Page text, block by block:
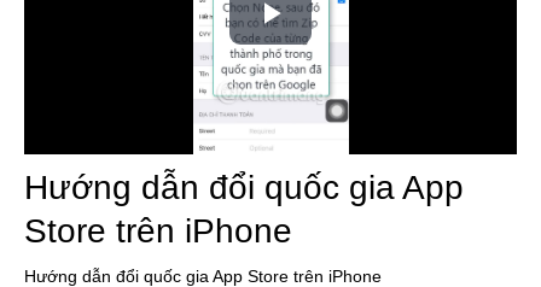
Play
Video
Hướng dẫn đổi quốc gia App
Store trên iPhone
Hướng dẫn đổi quốc gia App Store trên iPhone